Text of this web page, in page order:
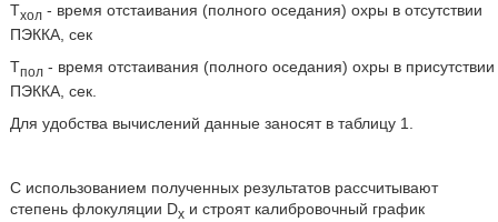
Тхол- время отстаивания (полного оседания) охры в отсутствии
ПЭККА, сек
Тпол- время отстаивания (полного оседания) охры в присутствии
ПЭККА, сек.
Для удобства вычислений данные заносят в таблицу 1.
С использованием полученных результатов рассчитывают
степень флокуляции Dxи строят калибровочный график